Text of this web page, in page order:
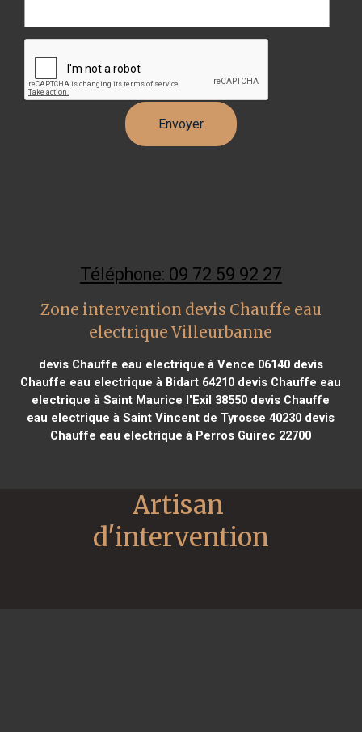
Téléphone: 09 72 59 92 27
Zone intervention devis Chauffe eau
electrique Villeurbanne
devis Chauffe eau electrique à Vence 06140devis
Chauffe eau electrique à Bidart 64210 devis Chauffe eau
electrique à Saint Maurice l'Exil 38550 devis Chauffe
eau electrique à Saint Vincent de Tyrosse 40230 devis
Chauffe eau electrique à Perros Guirec 22700
Artisan
d'intervention